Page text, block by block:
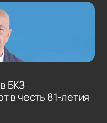
БКЗ
в честь 81-летия